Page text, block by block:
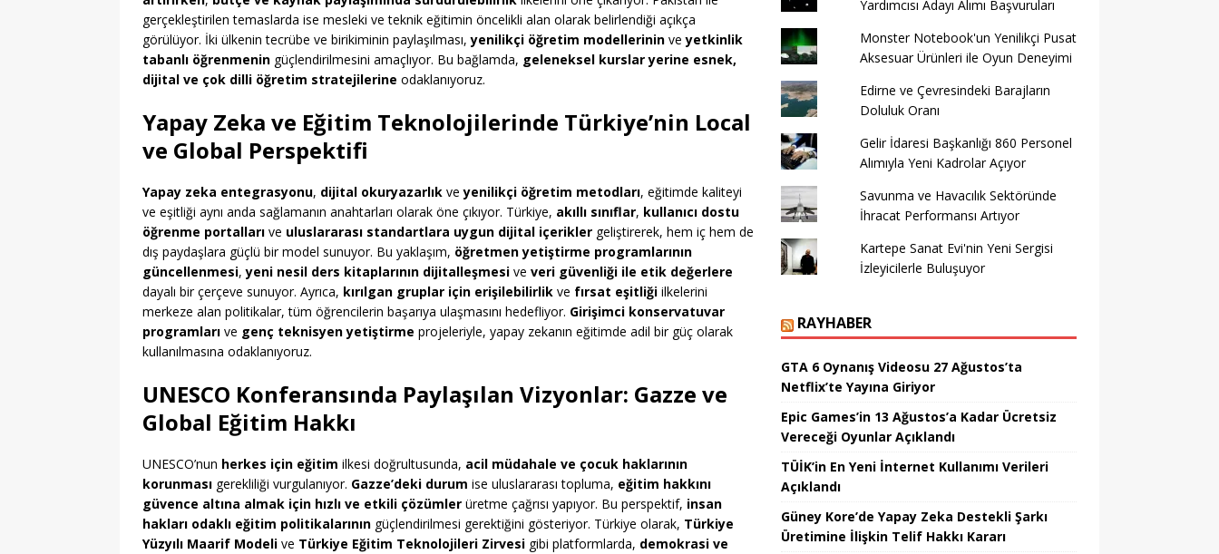
gerçekleştirilen temaslarda ise mesleki ve teknik eğitimin öncelikli alan olarak belirlendiği açıkça
görülüyor. İki ülkenin tecrübe ve birikiminin paylaşılması,yenilikçi öğretim modellerinin veyetkinlik
tabanlı öğrenmenin güçlendirilmesini amaçlıyor. Bu bağlamda, geleneksel kurslar yerine esnek,
dijital ve çok dilli öğretim stratejilerine odaklanıyoruz.
Yapay Zeka ve Eğitim Teknolojilerinde Türkiye’nin Local
ve Global Perspektifi
Yapay zeka entegrasyonu, dijital okuryazarlık veyenilikçi öğretim metodları, eğitimde kaliteyi
ve eşitliği aynı anda sağlamanın anahtarları olarak öne çıkıyor. Türkiye, akıllı sınıflar, kullanıcı dostu
öğrenme portalları ve uluslararası standartlara uygun dijital içerikler geliştirerek, hem iç hem de
dış paydaşlara güçlü bir model sunuyor. Bu yaklaşım, öğretmen yetiştirme programlarının
güncellenmesi,yeni nesil ders kitaplarının dijitalleşmesi ve veri güvenliği ile etik değerlere
dayalı bir çerçeve sunuyor. Ayrıca, kırılgan gruplar için erişilebilirlik ve fırsat eşitliği ilkelerini
merkeze alan politikalar, tüm öğrencilerin başarıya ulaşmasını hedefliyor. Girişimci konservatuvar
programları ve genç teknisyen yetiştirme projeleriyle, yapay zekanın eğitimde adil bir güç olarak
kullanılmasına odaklanıyoruz.
UNESCO Konferansında Paylaşılan Vizyonlar: Gazze ve
Global Eğitim Hakkı
UNESCO’nun herkes için eğitim ilkesi doğrultusunda, acil müdahale ve çocuk haklarının
korunması gerekliliği vurgulanıyor. Gazze’deki durum ise uluslararası topluma, eğitim hakkını
güvence altına almak için hızlı ve etkili çözümler üretme çağrısı yapıyor. Bu perspektif, insan
hakları odaklı eğitim politikalarının güçlendirilmesi gerektiğini gösteriyor. Türkiye olarak, Türkiye
Yüzyılı Maarif Modeli ve Türkiye Eğitim Teknolojileri Zirvesi gibi platformlarda, demokrasi ve
Yardımcısı Adayı Alımı Başvuruları
Monster Notebook'un Yenilikçi Pusat
Aksesuar Ürünleri ile Oyun Deneyimi
Edirne ve Çevresindeki Barajların
Doluluk Oranı
Gelir İdaresi Başkanlığı 860 Personel
Alımıyla Yeni Kadrolar Açıyor
Savunma ve Havacılık Sektöründe
İhracat Performansı Artıyor
Kartepe Sanat Evi'nin Yeni Sergisi
İzleyicilerle Buluşuyor
RAYHABER
GTA 6 Oynanış Videosu 27 Ağustos’ta
Netflix’te Yayına Giriyor
Epic Games’in 13 Ağustos’a Kadar Ücretsiz
Vereceği Oyunlar Açıklandı
TÜİK’in En Yeni İnternet Kullanımı Verileri
Açıklandı
Güney Kore’de Yapay Zeka Destekli Şarkı
Üretimine İlişkin Telif Hakkı Kararı